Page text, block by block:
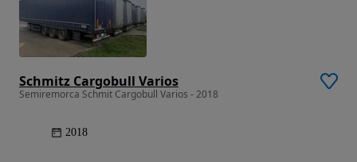
Schmitz Cargobull Varios
Semiremorca Schmit Cargobull Varios - 2018
2018